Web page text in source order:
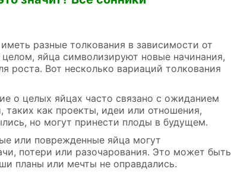
разные толкования в зависимости от
целом, яйца символизируют новые начинания,
роста. Вот несколько вариаций толкования
о целых яйцах часто связано с ожиданием
таких как проекты, идеи или отношения,
но могут принести плоды в будущем.
или поврежденные яйца могут
потери или разочарования. Это может быть
планы или мечты не оправдались.